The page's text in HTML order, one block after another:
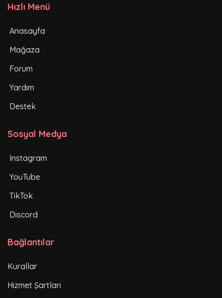
Hızlı Menü
Anasayfa
Mağaza
Forum
Yardım
Destek
Sosyal Medya
Instagram
YouTube
TikTok
Discord
Bağlantılar
Kurallar
Hizmet Şartları